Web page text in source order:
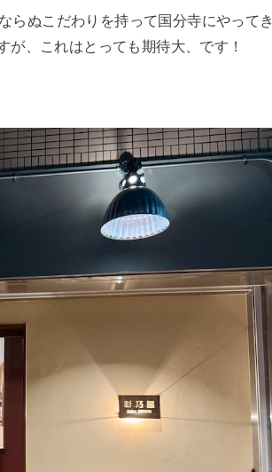
らぬこだわりを持って国分寺にやってき
、これはとっても期待大、です！